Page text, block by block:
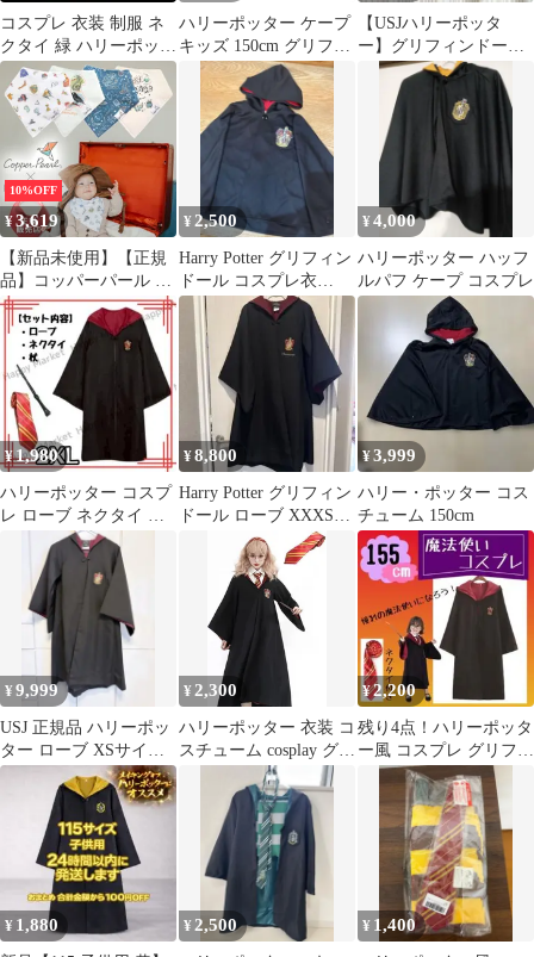
コスプレ 衣装 制服 ネ
クタイ 緑 ハリーポッタ
ー 大人 学生 子供 ハロ
ウィン
ハリーポッター ケープ
キッズ 150cm グリフィ
ンドール 公式
【USJハリーポッタ
ー】グリフィンドール
ポンチョ コスプレ
10%OFF
¥3,619
【新品未使用】【正規
品】コッパーパール ×
ハリー・ポッター バン
ダナビブ 4枚セット よ
だれかけ バンダナ スタ
イ スタイセット ハリー
ポッター ハロウィン コ
スプレ 子供 赤ちゃん
ベビー クリスマス 誕生
日 プレゼント
¥ 2,500
Harry Potter グリフィン
ドール コスプレ衣
110cm
¥4,000
ハリーポッター ハッフ
ルパフ ケープ コスプレ
¥1,980
ハリーポッター コスプ
レ ローブ ネクタイ 杖
グリフィンドール USJ
¥8,800
Harry Potter グリフィン
ドール ローブ XXXS
¥3,999
ハリー・ポッター コス
チューム 150cm
¥9,999
USJ 正規品 ハリーポッ
ター ローブ XSサイズ
キッズ
¥ 2,300
ハリーポッター 衣装 コ
スチューム cosplay グリ
フィンドール 赤コスプ
レ衣装 誕生日 プレゼン
ト コスプレ服 文化祭
コスチューム ハロウイ
ーン パーティー 変装
仮装 ハロウィン コスプ
レ ネクタイ クリスマス
コスプレ 男女共用
¥2,200
残り4点！ハリーポッタ
ー風 コスプレ グリフィ
ンドール ローブ 155㎝
¥ 1,880 ¥2,500 ¥ 1,400